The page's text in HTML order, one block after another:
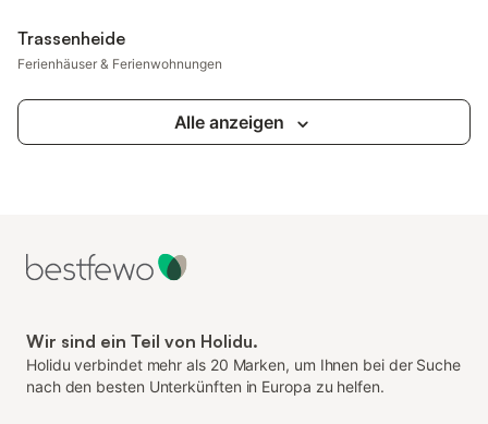
Trassenheide
Ferienhäuser & Ferienwohnungen
Alle anzeigen
Wir sind ein Teil von Holidu.
Holidu verbindet mehr als 20 Marken, um Ihnen bei der Suche
nach den besten Unterkünften in Europa zu helfen.